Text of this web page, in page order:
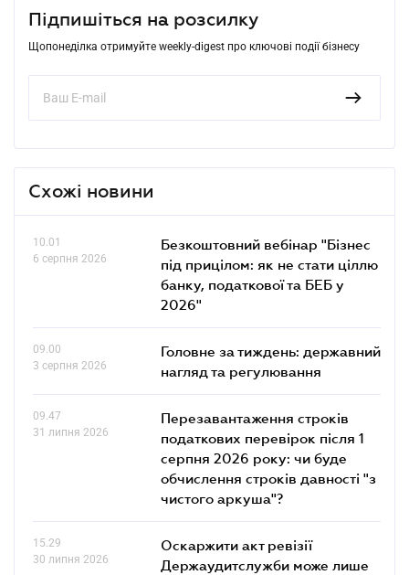
Підпишіться на розсилку
Щопонеділка отримуйте weekly-digest про ключові події бізнесу
Схожі новини
10.01
6 серпня 2026
Безкоштовний вебінар "Бізнес
під прицілом: як не стати ціллю
банку, податкової та БЕБ у
2026"
09.00
3 серпня 2026
Головне за тиждень: державний
нагляд та регулювання
09.47
31 липня 2026
Перезавантаження строків
податкових перевірок після 1
серпня 2026 року: чи буде
обчислення строків давності "з
чистого аркуша"?
15.29
30 липня 2026
Оскаржити акт ревізії
Держаудитслужби може лише